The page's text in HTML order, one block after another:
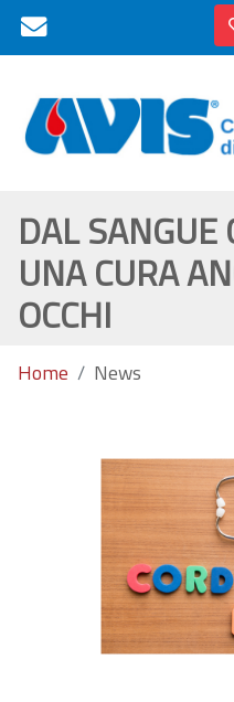
DAL SANGUE
UNA CURA
OCCHI
Home News